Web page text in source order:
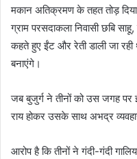
मकान अतिक्रमण के तहत तोड़
ग्राम परसदाकला निवासी छबि
कहते हुए ईंट और रेती डाली जा
बनाएंगे।
जब बुजुर्ग ने तीनों को उस जगह पर
राय होकर उसके साथ अभद्र
आरोप है कि तीनों ने गंदी-गंदी